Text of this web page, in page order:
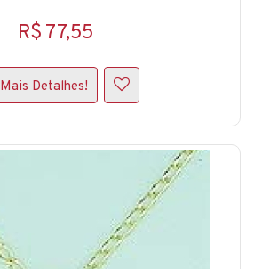
R$ 77,55
Mais Detalhes!